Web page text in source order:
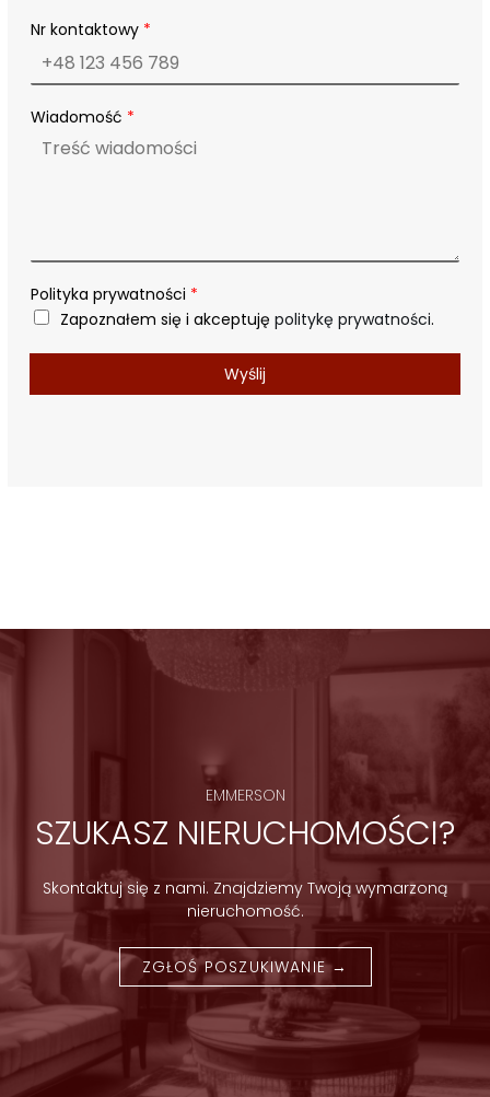
Nr kontaktowy *
o
N
N
r
Wiadomość *
Polityka prywatności *
Zapoznałem się i akceptuję politykę prywatności.
Wyślij
EMMERSON
SZUKASZ NIERUCHOMOŚCI?
Skontaktuj się z nami. Znajdziemy Twoją wymarzoną
nieruchomość.
ZGŁOŚ POSZUKIWANIE →